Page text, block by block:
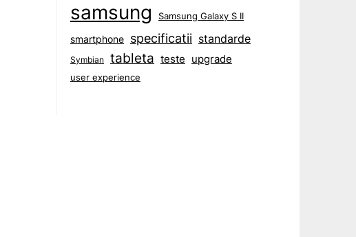
samsung Samsung Galaxy S II
smartphone specificatii standarde
Symbian tableta teste upgrade
user experience